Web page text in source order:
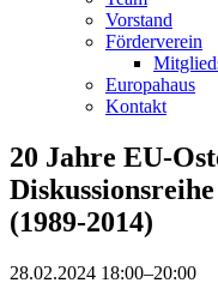
Vorstand
Förderverein
Europahaus
Kontakt
20 Jahre EU-
(1989-2014)
28.02.2024 18:00–20:00